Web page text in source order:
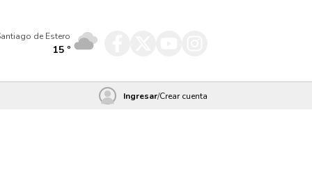
de Estero
15 º
Ingresar/Crear cuenta